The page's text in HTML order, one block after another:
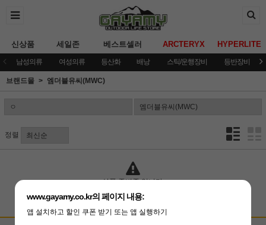
신상품 세일존 베스트셀러 ARCTERYX HYPERLITE
남성의류 여성의류 등산화 배낭 스틱/운행장비 등반장비
브랜드몰 엠더블유씨(MWC)
정렬
상품 준비중 입니다.
www.gayamy.co.kr의 페이지 내용:
앱 설치하고 할인 쿠폰 받기 또는 앱 실행하기